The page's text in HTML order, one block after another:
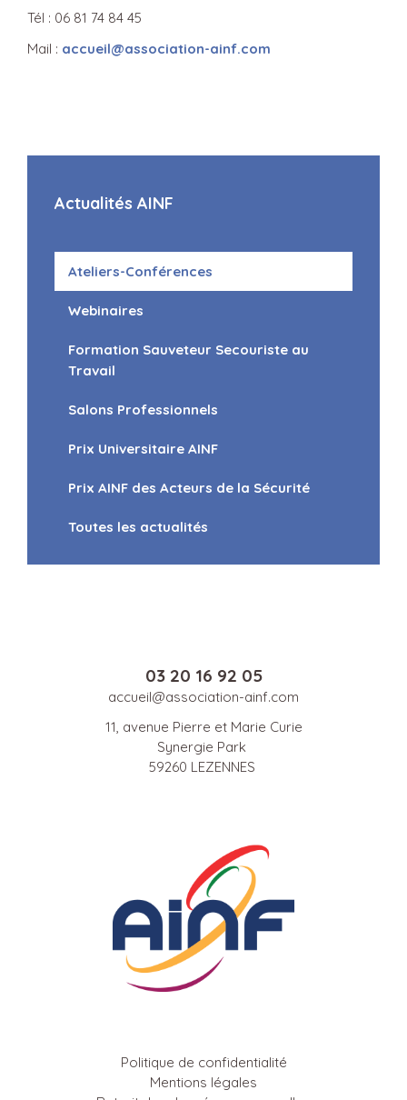
Tél : 06 81 74 84 45
Mail : accueil@association-ainf.com
Actualités AINF
Ateliers-Conférences
Webinaires
Formation Sauveteur Secouriste au
Travail
Salons Professionnels
Prix Universitaire AINF
Prix AINF des Acteurs de la Sécurité
Toutes les actualités
03 20 16 92 05
accueil@association-ainf.com
11, avenue Pierre et Marie Curie
Synergie Park
59260 LEZENNES
Politique de confidentialité
Mentions légales